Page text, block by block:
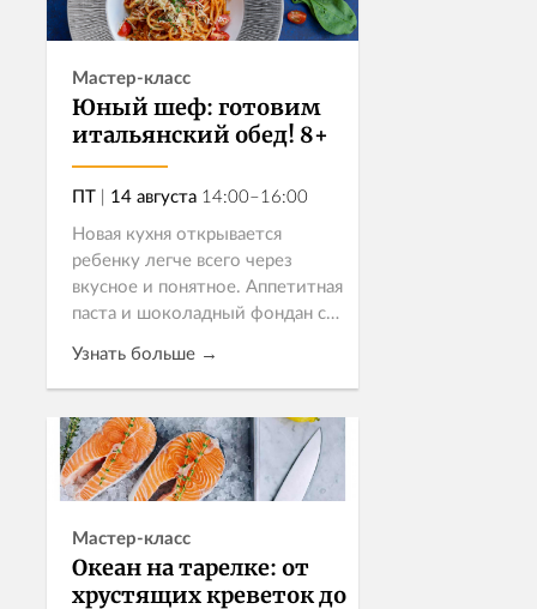
Мастер-класс
Юный шеф: готовим
итальянский обед! 8+
ПТ | 14 августа 14:00–16:00
Новая кухня открывается
ребенку легче всего через
вкусное и понятное. Аппетитная
паста и шоколадный фондан с
тот случай, когда добавки
хочется с первого раза.
Приглашаем де...
Узнать больше →
Записаться
Мастер-класс
Океан на тарелке: от
хрустящих креветок до